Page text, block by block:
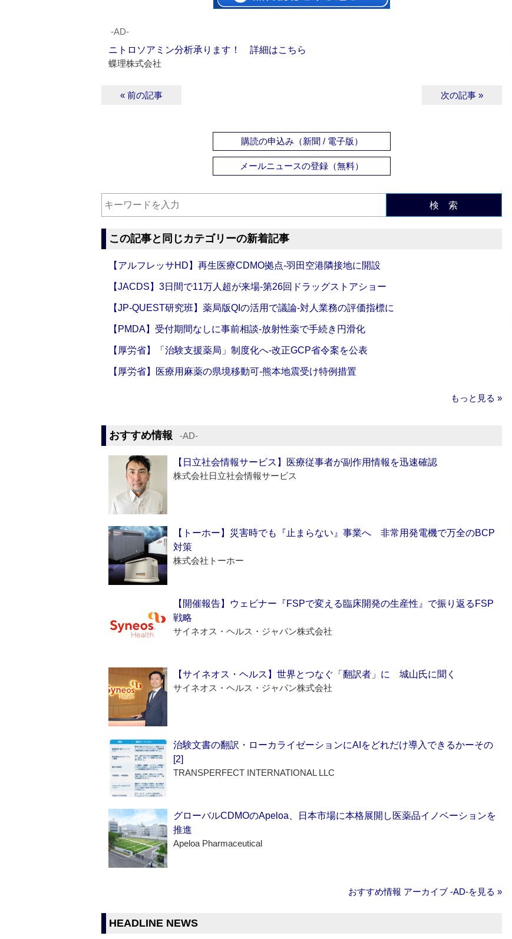
‐AD‐
ニトロソアミン分析承ります！ 詳細はこちら
蝶理株式会社
« 前の記事 次の記事 »
購読の申込み（新聞 / 電子版）
メールニュースの登録（無料）
検 索
この記事と同じカテゴリーの新着記事
【アルフレッサHD】再生医療CDMO拠点‐羽田空港隣接地に開設
【JACDS】3日間で11万人超が来場‐第26回ドラッグストアショー
【JP-QUEST研究班】薬局版QIの活用で議論‐対人業務の評価指標に
【PMDA】受付期間なしに事前相談‐放射性薬で手続き円滑化
【厚労省】「治験支援薬局」制度化へ‐改正GCP省令案を公表
【厚労省】医療用麻薬の県境移動可‐熊本地震受け特例措置
もっと見る »
おすすめ情報 ‐AD‐
【日立社会情報サービス】医療従事者が副作用情報を迅速確認
株式会社日立社会情報サービス
【トーホー】災害時でも『止まらない』事業へ 非常用発電機で万全のBCP
対策
株式会社トーホー
【開催報告】ウェビナー『FSPで変える臨床開発の生産性』で振り返るFSP
戦略
サイネオス・ヘルス・ジャパン株式会社
【サイネオス・ヘルス】世界とつなぐ「翻訳者」に 城山氏に聞く
サイネオス・ヘルス・ジャパン株式会社
治験文書の翻訳・ローカライゼーションにAIをどれだけ導入できるかーその
[2]
TRANSPERFECT INTERNATIONAL LLC
グローバルCDMOのApeloa、日本市場に本格展開し医薬品イノベーションを
推進
Apeloa Pharmaceutical
おすすめ情報 アーカイブ ‐AD‐を見る »
HEADLINE NEWS